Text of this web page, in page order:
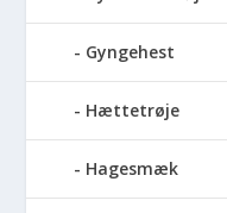
Gyngehest
Hættetrøje
Hagesmæk